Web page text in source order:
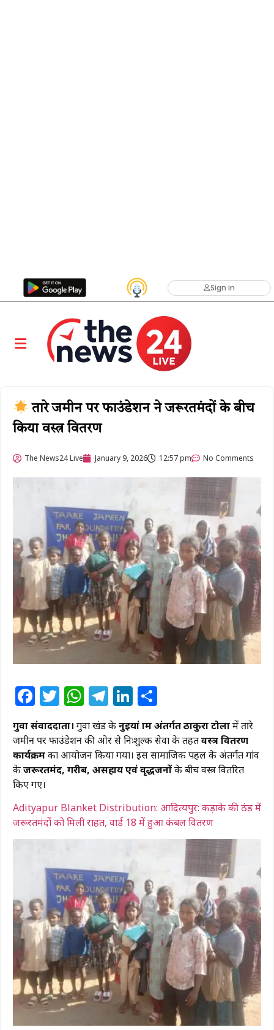
Sign in
तारे जमीन पर फाउंडेशन ने जरूरतमंदों के बीच
किया वस्त्र वितरण
The News24 Live January 9, 2026 12:57 pm No Comments
Facebook
Twitter
WhatsApp
Telegram
LinkedIn
गुवा संवाददाता। गुवा प्रखंड केनुइयां ग्राम अंतर्गत ठाकुरा टोलामेंतारे
जमीन पर फाउंडेशनकी ओर से निःशुल्क सेवा के तहतवस्त्र वितरण
कार्यक्रमका आयोजन किया गया। इस सामाजिक पहल के अंतर्गत गांव
केजरूरतमंद, गरीब, असहाय एवं वृद्धजनोंके बीच वस्त्र वितरित
किए गए।
Adityapur Blanket Distribution: आदित्यपुर: कड़ाके की ठंड में
जरूरतमंदों को मिली राहत, वार्ड 18 में हुआ कंबल वितरण